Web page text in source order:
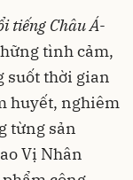
tiếng Châu Á-
tình cảm,
suốt thời gian
huyết, nghiêm
từng sản
Vị Nhân